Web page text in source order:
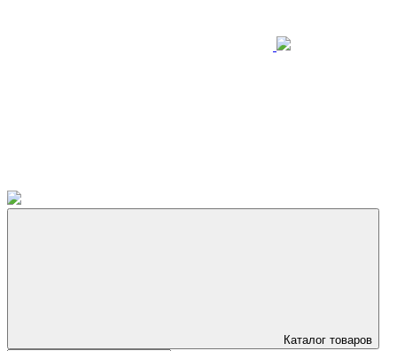
Каталог товаров